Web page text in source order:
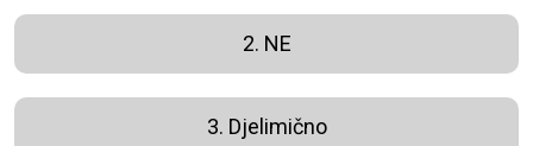
2. NE
3. Djelimično